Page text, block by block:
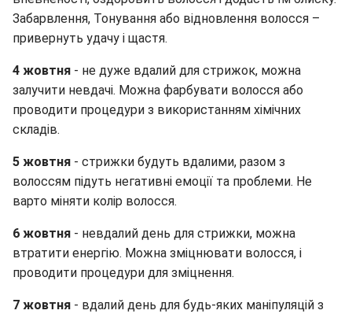
Забарвлення, Тонування або відновлення волосся –
привернуть удачу і щастя.
4 жовтня - не дуже вдалий для стрижок, можна
залучити невдачі. Можна фарбувати волосся або
проводити процедури з використанням хімічних
складів.
5 жовтня - стрижки будуть вдалими, разом з
волоссям підуть негативні емоції та проблеми. Не
варто міняти колір волосся.
6 жовтня - невдалий день для стрижки, можна
втратити енергію. Можна зміцнювати волосся, і
проводити процедури для зміцнення.
7 жовтня - вдалий день для будь-яких маніпуляцій з